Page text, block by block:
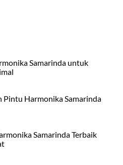
Samarinda untuk
Pintu Harmonika Samarinda
Samarinda Terbaik